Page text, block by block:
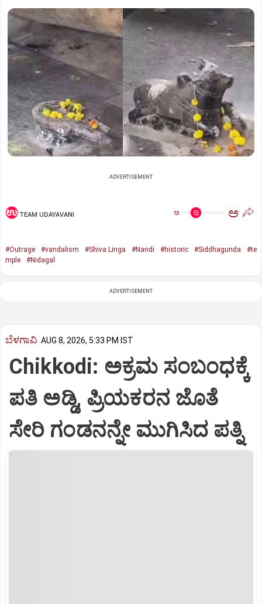
ADVERTISEMENT
TEAM UDAYAVANI ಅ ಅ
#Outrage #vandalism #Shiva Linga #Nandi #historic #Siddhagunda
#te
mple
#Nidagal
ADVERTISEMENT
ಬೆಳಗಾವಿ AUG 8, 2026, 5:33 PM IST
Chikkodi: ಅಕ್ರಮ ಸಂಬಂಧಕ್ಕೆ
ಪತಿ ಅಡ್ಡಿ, ಪ್ರಿಯಕರನ ಜೊತೆ
ಸೇರಿ ಗಂಡನನ್ನೇ ಮುಗಿಸಿದ ಪತ್ನಿ